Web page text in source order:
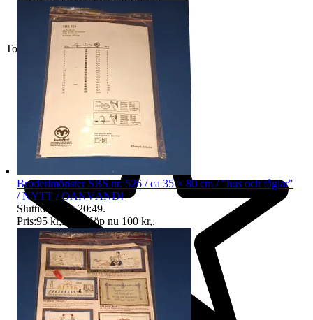
Toppsäljare
Broderimönster SBS nr. 526 / ca 35 × 80 cm / "hus och fåglar"
/ NYTT / OANVÄND!
Sluttid11 aug 20:49.
Pris:95 kr,Eller Köp nu 100 kr,.